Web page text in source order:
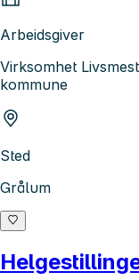
Arbeidsgiver
Virksomhet
kommune
Sted
Grålum